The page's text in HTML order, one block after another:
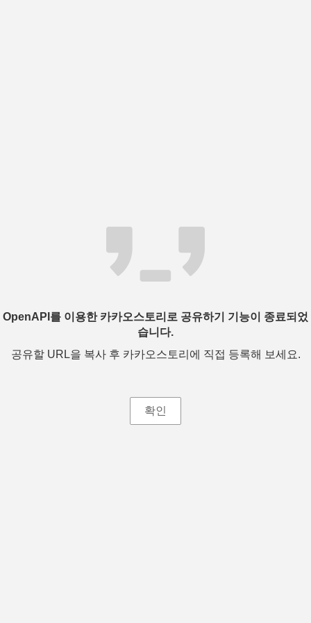
OpenAPI를 이용한 카카오스토리로 공유하기 기능이 종료되었
습니다.
공유할 URL을 복사 후 카카오스토리에 직접 등록해 보세요.
확인